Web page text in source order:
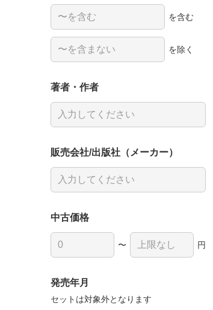
を含む
を除く
著者・作者
販売会社/出版社（メーカー）
中古価格
〜 円
発売年月
セットは対象外となります